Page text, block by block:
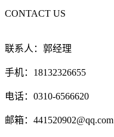
CONTACT US
联系人：郭经理
手机：18132326655
电话：0310-6566620
邮箱：441520902@qq.com